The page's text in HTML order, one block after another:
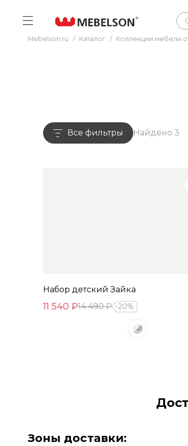
Mebelson.ru / Каталог / Коллекции мебели
Все фильтры Найдено 3
Набор детский Зайка
11 540 ₽14 490 ₽ 20%
Зоны доставки: